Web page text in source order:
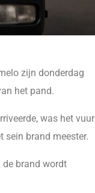
zijn donderdag
het pand.
was het vuur
sein brand meester.
de brand wordt